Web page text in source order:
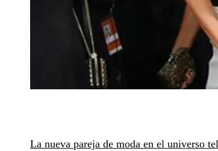
La nueva pareja de moda en el universo